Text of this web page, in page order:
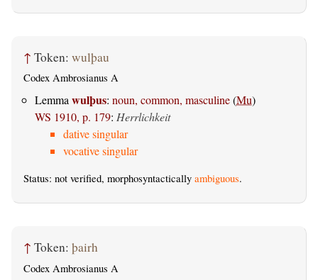
↑ Token: wulþau
Codex Ambrosianus A
Lemma wulþus: noun, common, masculine(Mu)
WS 1910, p. 179: Herrlichkeit
dative singular
vocative singular
Status: not verified, morphosyntactically ambiguous.
↑ Token: þairh
Codex Ambrosianus A